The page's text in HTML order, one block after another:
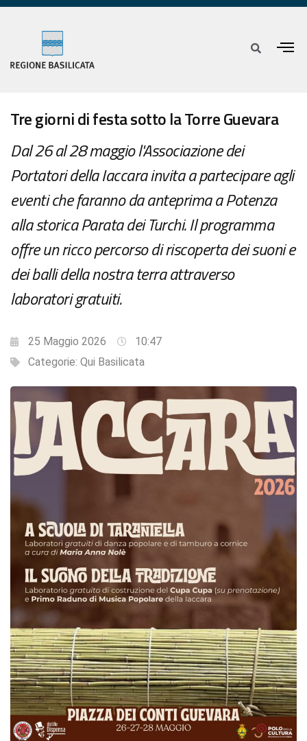
Tre giorni di festa sotto la Torre Guevara
Dal 26 al 28 maggio l'Associazione dei
Portatori della Iaccara invita a partecipare agli
eventi che faranno da anteprima a Potenza
alla storica Parata dei Turchi. Il programma
offre un ricco percorso di riscoperta dei suoni e
dei balli della nostra terra attraverso
laboratori gratuiti.
25 Maggio 2026
10:47
Categorie: Qui Basilicata